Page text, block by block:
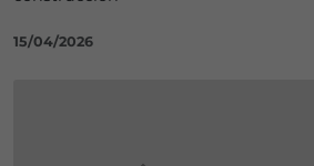
15/04/2026